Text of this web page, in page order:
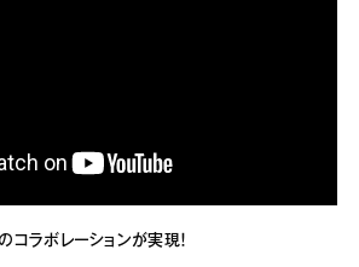
コラボレーションが実現！